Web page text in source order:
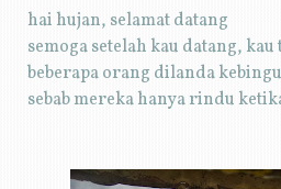
hai hujan, selamat datang
semoga setelah kau datang,
beberapa orang dilanda
sebab mereka hanya rindu